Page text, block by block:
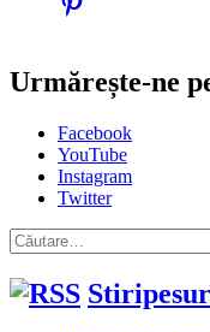
Urmărește-ne
Facebook
YouTube
Instagram
Twitter
Caută
după: